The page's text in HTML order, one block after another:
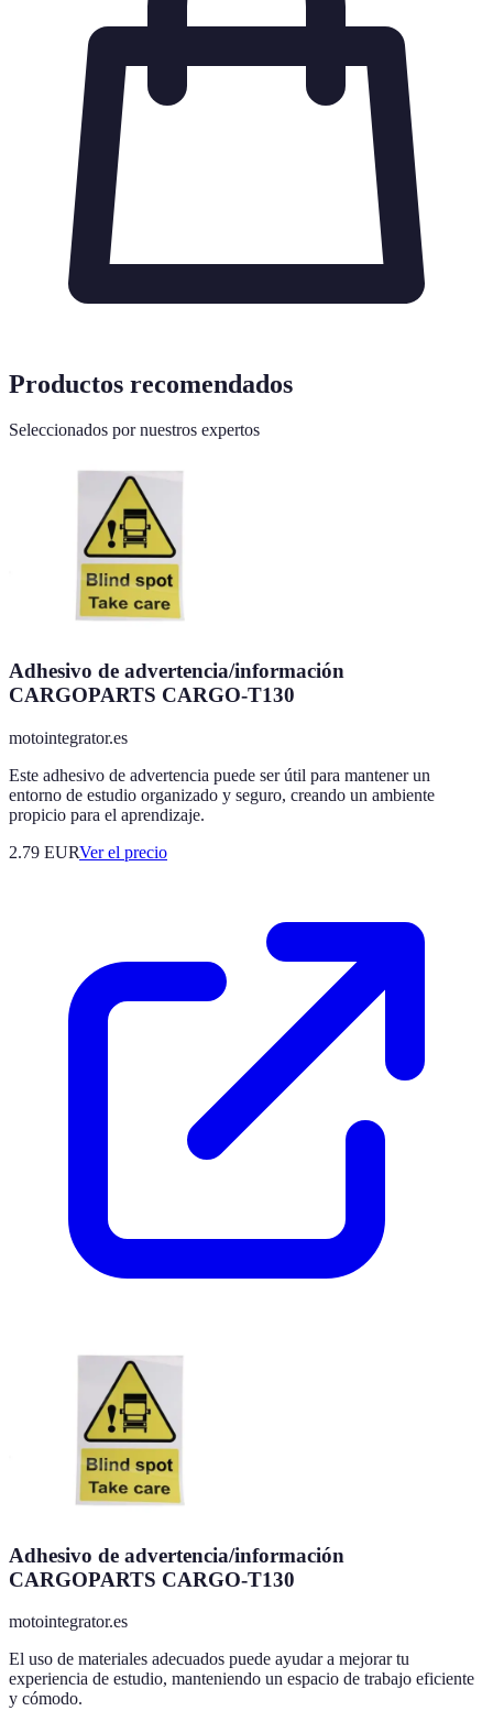
Productos recomendados
Seleccionados por nuestros expertos
Adhesivo de advertencia/información
CARGOPARTS CARGO-T130
motointegrator.es
Este adhesivo de advertencia puede ser útil para mantener un
entorno de estudio organizado y seguro, creando un ambiente
propicio para el aprendizaje.
2.79 EURVer el precio
Adhesivo de advertencia/información
CARGOPARTS CARGO-T130
motointegrator.es
El uso de materiales adecuados puede ayudar a mejorar tu
experiencia de estudio, manteniendo un espacio de trabajo eficiente
y cómodo.